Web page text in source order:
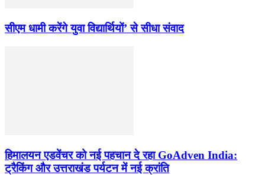
सीएम धामी करेंगे युवा विद्यार्थियों’ से सीधा संवाद
हिमालयन एडवेंचर को नई पहचान दे रहा GoAdven India:
ट्रैकिंग और उत्तराखंड पर्यटन में नई क्रांति